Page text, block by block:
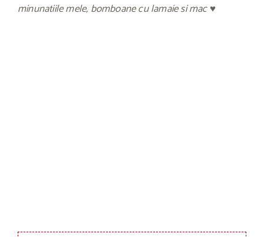
minunatiile mele, bomboane cu lamaie si mac ♥